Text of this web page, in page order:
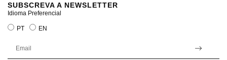
SUBSCREVA A NEWSLETTER
Idioma Preferencial
PT EN